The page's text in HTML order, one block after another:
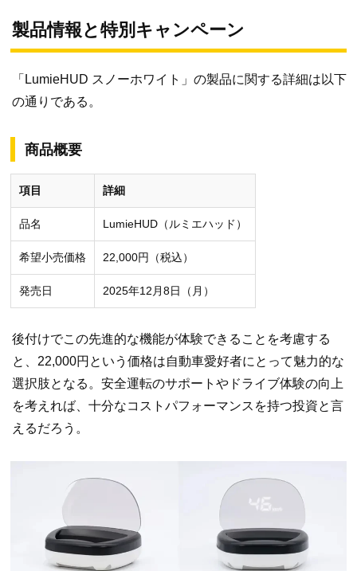
製品情報と特別キャンペーン
「LumieHUD スノーホワイト」の製品に関する詳細は以下
の通りである。
商品概要
項目 詳細
品名 LumieHUD（ルミエハッド）
希望小売価格 22,000円（税込）
発売日 2025年12月8日（月）
後付けでこの先進的な機能が体験できることを考慮する
と、22,000円という価格は自動車愛好者にとって魅力的な
選択肢となる。安全運転のサポートやドライブ体験の向上
を考えれば、十分なコストパフォーマンスを持つ投資と言
えるだろう。